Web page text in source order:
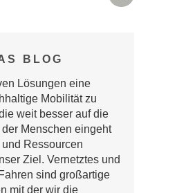
BLOG
Lösungen eine
Mobilität zu
weit besser auf die
Menschen eingeht
Ressourcen
Ziel. Vernetztes und
sind großartige
mit der wir die